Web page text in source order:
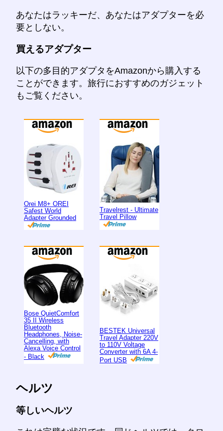
あなたはラッキーだ、あなたはアダプターを必
要としない。
買えるアダプター
以下の多目的アダプタをAmazonから購入する
ことができます。旅行におすすめのガジェット
もご覧ください。
Orei M8+ OREI
Safest World
Adapter Grounded
Travelrest - Ultimate
Travel Pillow
Bose QuietComfort
35 II Wireless
Bluetooth
Headphones, Noise-
Cancelling, with
Alexa Voice Control
- Black
BESTEK Universal
Travel Adapter 220V
to 110V Voltage
Converter with 6A 4-
Port USB
ヘルツ
等しいヘルツ